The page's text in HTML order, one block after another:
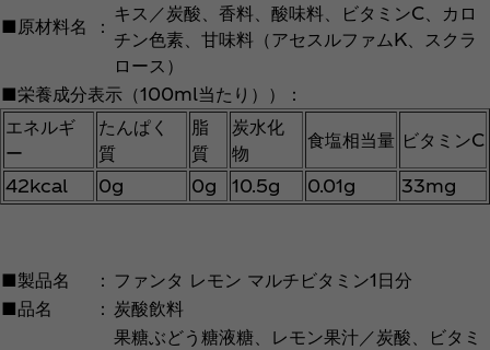
■原材料名 ：
キス／炭酸、香料、酸味料、ビタミンC、カロ
チン色素、甘味料（アセスルファムK、スクラ
ロース）
■栄養成分表示（100ml当たり））：
エネルギ
ー
たんぱく
質
脂
質
炭水化
物
食塩相当量 ビタミンC
42kcal 0g 0g 10.5g 0.01g 33mg
■製品名 ： ファンタ レモン マルチビタミン1日分
■品名
： 炭酸飲料
果糖ぶどう糖液糖、レモン果汁／炭酸、ビタミ